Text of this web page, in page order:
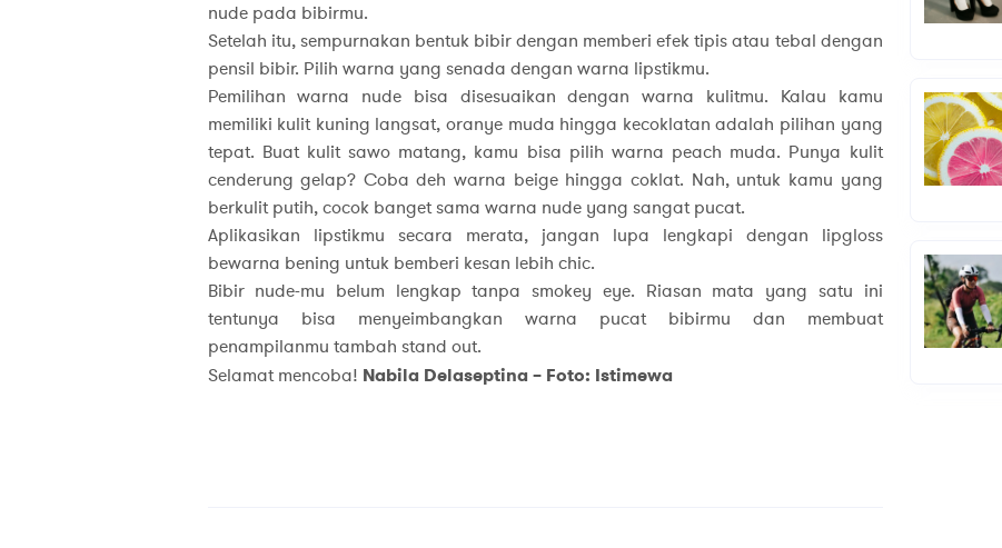
nude pada bibirmu.
Setelah itu, sempurnakan bentuk bibir dengan memberi efek tipis atau tebal dengan
pensil bibir. Pilih warna yang senada dengan warna lipstikmu.
Pemilihan warna nude bisa disesuaikan dengan warna kulitmu. Kalau kamu
memiliki kulit kuning langsat, oranye muda hingga kecoklatan adalah pilihan yang
tepat. Buat kulit sawo matang, kamu bisa pilih warna peach muda. Punya kulit
cenderung gelap? Coba deh warna beige hingga coklat. Nah, untuk kamu yang
berkulit putih, cocok banget sama warna nude yang sangat pucat.
Aplikasikan lipstikmu secara merata, jangan lupa lengkapi dengan lipgloss
bewarna bening untuk bemberi kesan lebih chic.
Bibir nude-mu belum lengkap tanpa smokey eye. Riasan mata yang satu ini
tentunya bisa menyeimbangkan warna pucat bibirmu dan membuat
penampilanmu tambah stand out.
Selamat mencoba! Nabila Delaseptina – Foto: Istimewa